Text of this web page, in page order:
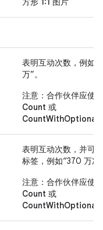
表明互动次数，例如
万”。
注意 ：合作伙伴应使用
Count 或
表明互动次数，并可
标签，例如“370 万次
注意 ：合作伙伴应使用
Count 或